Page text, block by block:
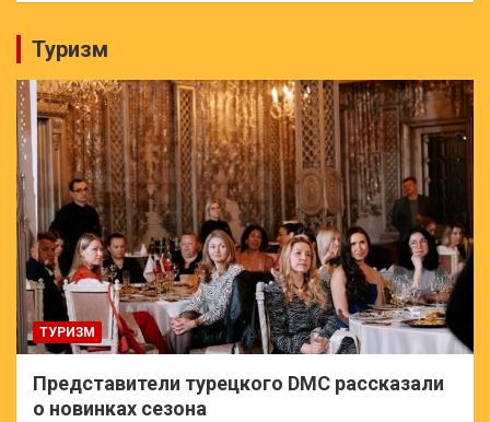
Туризм
ТУРИЗМ
Представители турецкого DMC рассказали
о новинках сезона